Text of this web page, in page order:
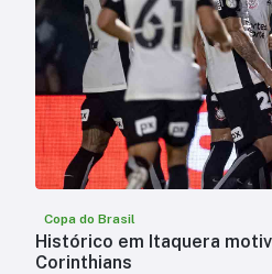
Copa do Brasil
Histórico em Itaquera
Corinthians